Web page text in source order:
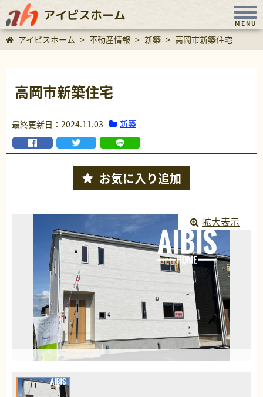
アイビスホーム
MENU
アイビスホーム > 不動産情報 > 新築 > 高岡市新築住宅
高岡市新築住宅
最終更新日：2024.11.03 新築
お気に入り追加
拡大表示